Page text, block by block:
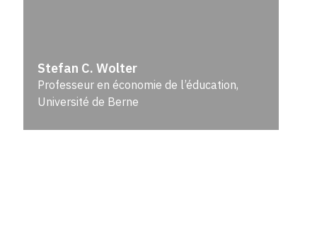
Stefan C. Wolter
Professeur en économie de l’éducation,
Université de Berne